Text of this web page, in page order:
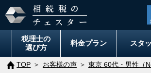
税理士の
選び方
料金プラン スタ
TOP お客様の声 東京 60代・男性（